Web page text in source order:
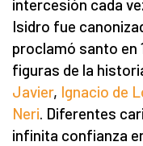
intercesión cada
Isidro fue
proclamó santo en
figuras de la
Javier, Ignacio de
Neri . Diferentes
infinita confianza